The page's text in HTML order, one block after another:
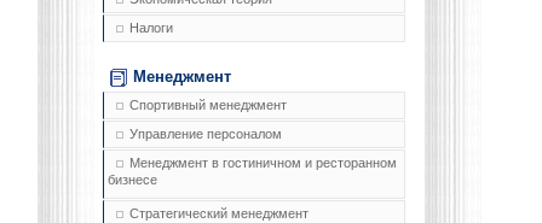
Налоги
Менеджмент
Спортивный менеджмент
Управление персоналом
Менеджмент в гостиничном и ресторанном
бизнесе
Стратегический менеджмент